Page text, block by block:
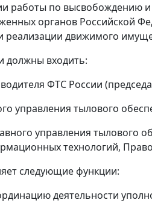
работы по высвобождению
органов Российской
движимого
должны входить:
ФТС России
управления тылового
управления тылового
технологий,
следующие функции:
деятельности